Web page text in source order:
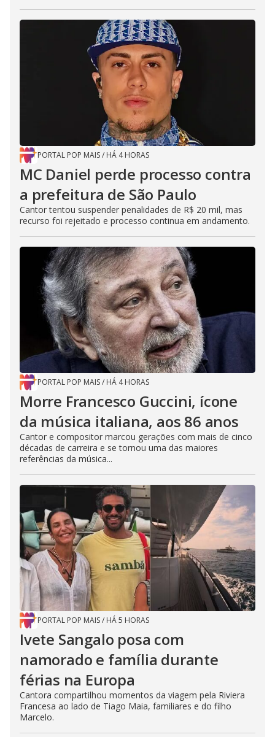
PORTAL POP MAIS/ HÁ 4 HORAS
MC Daniel perde processo contra
a prefeitura de São Paulo
Cantor tentou suspender penalidades de R$ 20 mil, mas
recurso foi rejeitado e processo continua em andamento.
PORTAL POP MAIS/ HÁ 4 HORAS
Morre Francesco Guccini, ícone
da música italiana, aos 86 anos
Cantor e compositor marcou gerações com mais de cinco
décadas de carreira e se tornou uma das maiores
referências da música...
PORTAL POP MAIS/ HÁ 5 HORAS
Ivete Sangalo posa com
namorado e família durante
férias na Europa
Cantora compartilhou momentos da viagem pela Riviera
Francesa ao lado de Tiago Maia, familiares e do filho
Marcelo.